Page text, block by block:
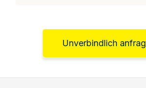
Unverbindlich